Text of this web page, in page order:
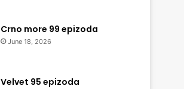
Crno more 99 epizoda
June 18, 2026
Velvet 95 epizoda